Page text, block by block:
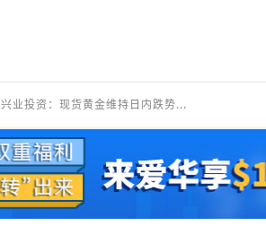
兴业投资：现货黄金维持日内跌势...